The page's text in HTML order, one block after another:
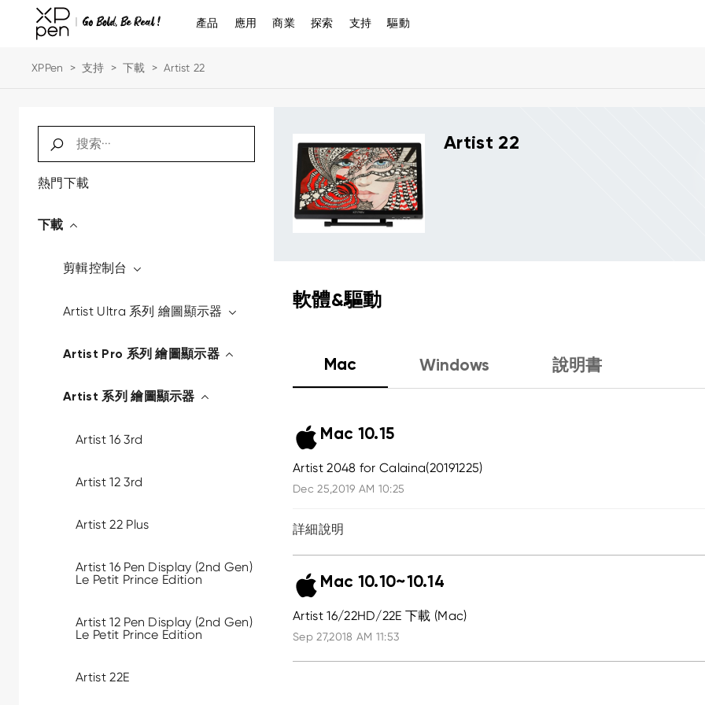
產品 應用 商業 探索 支持 驅動
XPPen > 支持 > 下載 > Artist 22
熱門下載
下載
剪輯控制台
Artist Ultra 系列 繪圖顯示器
Artist Pro 系列 繪圖顯示器
Artist 系列 繪圖顯示器
Artist 16 3rd
Artist 12 3rd
Artist 22 Plus
Artist 16 Pen Display (2nd Gen)
Le Petit Prince Edition
Artist 12 Pen Display (2nd Gen)
Le Petit Prince Edition
Artist 22E
Artist 22
軟體&驅動
Mac Windows 說明書
Mac 10.15
Artist 2048 for Calaina(20191225)
Dec 25,2019 AM 10:25
詳細說明
Mac 10.10~10.14
Artist 16/22HD/22E 下載 (Mac)
Sep 27,2018 AM 11:53